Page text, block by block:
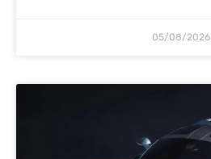
05/08/2026